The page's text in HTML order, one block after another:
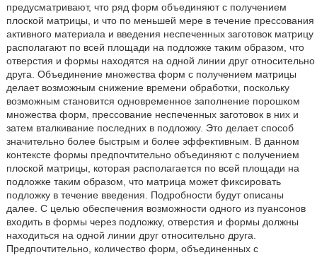
предусматривают, что ряд форм объединяют с получением
плоской матрицы, и что по меньшей мере в течение прессования
активного материала и введения неспеченных заготовок матрицу
располагают по всей площади на подложке таким образом, что
отверстия и формы находятся на одной линии друг относительно
друга. Объединение множества форм с получением матрицы
делает возможным снижение времени обработки, поскольку
возможным становится одновременное заполнение порошком
множества форм, прессование неспеченных заготовок в них и
затем вталкивание последних в подложку. Это делает способ
значительно более быстрым и более эффективным. В данном
контексте формы предпочтительно объединяют с получением
плоской матрицы, которая располагается по всей площади на
подложке таким образом, что матрица может фиксировать
подложку в течение введения. Подробности будут описаны
далее. С целью обеспечения возможности одного из пуансонов
входить в формы через подложку, отверстия и формы должны
находиться на одной линии друг относительно друга.
Предпочтительно, количество форм, объединенных с